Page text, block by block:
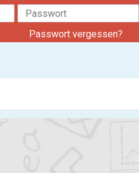
Passwort vergessen?